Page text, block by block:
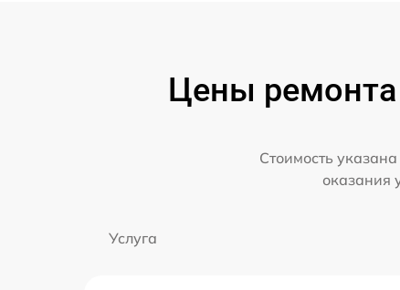
Цены ремонта
Стоимость
оказания
Услуга